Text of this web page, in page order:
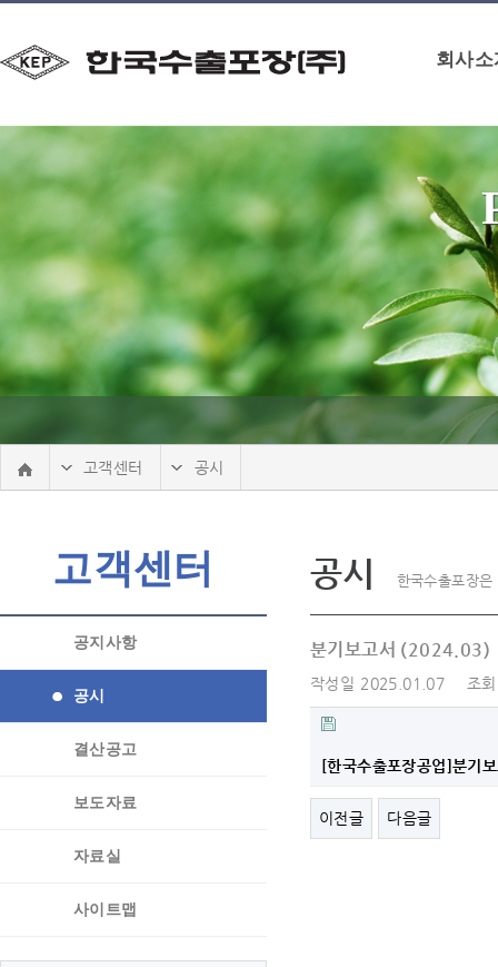
회사소
고객센터 공시
고객센터
공지사항
공시
결산공고
보도자료
자료실
사이트맵
공시 한국수출포장
분기보고서 (2024.03)
작성일 2025.01.07 조회
[한국수출포장공업]분기
이전글 다음글